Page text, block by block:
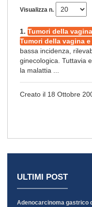
Visualizza n.
1. Tumori della
Tumori della vagina
bassa incidenza,
ginecologica. Tuttavia
la malattia ...
Creato il 18 Ottobre
ULTIMI POST
Adenocarcinoma gastrico